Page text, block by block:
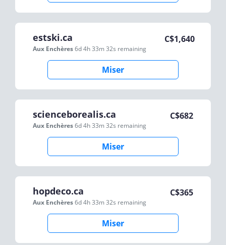
estski.ca
Aux Enchères6d 4h 33m 32s remaining
C$1,640
Miser
scienceborealis.ca
Aux Enchères6d 4h 33m 32s remaining
C$682
Miser
hopdeco.ca
Aux Enchères6d 4h 33m 32s remaining
C$365
Miser